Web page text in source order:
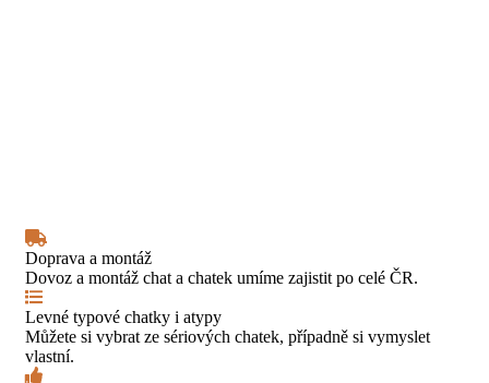
Doprava a montáž
Dovoz a montáž chat a chatek umíme zajistit po celé ČR.
Levné typové chatky i atypy
Můžete si vybrat ze sériových chatek, případně si vymyslet
vlastní.